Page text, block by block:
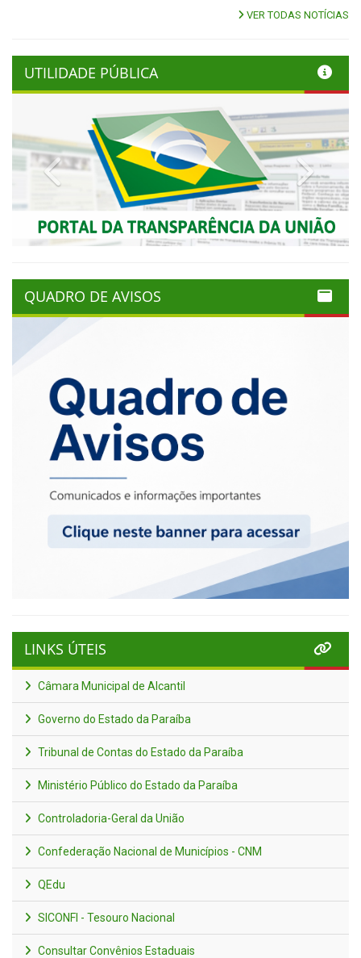
VER TODAS NOTÍCIAS
UTILIDADE PÚBLICA
Previous Next
QUADRO DE AVISOS
LINKS ÚTEIS
Câmara Municipal de Alcantil
Governo do Estado da Paraíba
Tribunal de Contas do Estado da Paraíba
Ministério Público do Estado da Paraíba
Controladoria-Geral da União
Confederação Nacional de Municípios - CNM
QEdu
SICONFI - Tesouro Nacional
Consultar Convênios Estaduais